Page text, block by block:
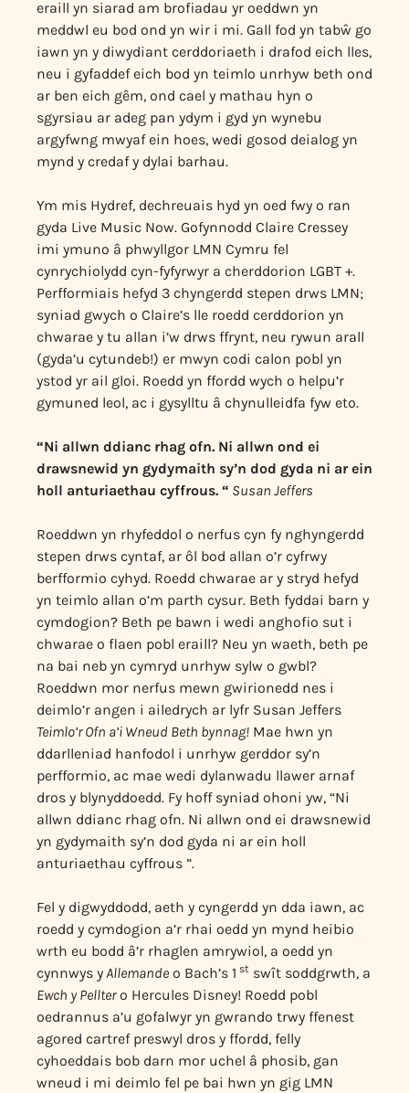
eraill yn siarad am brofiadau yr oeddwn yn
meddwl eu bod ond yn wir i mi. Gall fod yn tabŵ go
iawn yn y diwydiant cerddoriaeth i drafod eich lles,
neu i gyfaddef eich bod yn teimlo unrhyw beth ond
ar ben eich gêm, ond cael y mathau hyn o
sgyrsiau ar adeg pan ydym i gyd yn wynebu
argyfwng mwyaf ein hoes, wedi gosod deialog yn
mynd y credaf y dylai barhau.
Ym mis Hydref, dechreuais hyd yn oed fwy o ran
gyda Live Music Now. Gofynnodd Claire Cressey
imi ymuno â phwyllgor LMN Cymru fel
cynrychiolydd cyn-fyfyrwyr a cherddorion LGBT +.
Perfformiais hefyd 3 chyngerdd stepen drws LMN;
syniad gwych o Claire’s lle roedd cerddorion yn
chwarae y tu allan i’w drws ffrynt, neu rywun arall
(gyda’u cytundeb!) er mwyn codi calon pobl yn
ystod yr ail gloi. Roedd yn ffordd wych o helpu’r
gymuned leol, ac i gysylltu â chynulleidfa fyw eto.
“Ni allwn ddianc rhag ofn. Ni allwn ond ei
drawsnewid yn gydymaith sy’n dod gyda ni ar ein
holl anturiaethau cyffrous. “ Susan Jeffers
Roeddwn yn rhyfeddol o nerfus cyn fy nghyngerdd
stepen drws cyntaf, ar ôl bod allan o’r cyfrwy
berfformio cyhyd. Roedd chwarae ar y stryd hefyd
yn teimlo allan o’m parth cysur. Beth fyddai barn y
cymdogion? Beth pe bawn i wedi anghofio sut i
chwarae o flaen pobl eraill? Neu yn waeth, beth pe
na bai neb yn cymryd unrhyw sylw o gwbl?
Roeddwn mor nerfus mewn gwirionedd nes i
deimlo’r angen i ailedrych ar lyfr Susan Jeffers
Teimlo’r Ofn a’i Wneud Beth bynnag! Mae hwn yn
ddarlleniad hanfodol i unrhyw gerddor sy’n
perfformio, ac mae wedi dylanwadu llawer arnaf
dros y blynyddoedd. Fy hoff syniad ohoni yw, “Ni
allwn ddianc rhag ofn. Ni allwn ond ei drawsnewid
yn gydymaith sy’n dod gyda ni ar ein holl
anturiaethau cyffrous ”.
Fel y digwyddodd, aeth y cyngerdd yn dda iawn, ac
roedd y cymdogion a’r rhai oedd yn mynd heibio
wrth eu bodd â’r rhaglen amrywiol, a oedd yn
cynnwys y Allemande o Bach’s 1 st swît soddgrwth, a
Ewch y Pelltero Hercules Disney! Roedd pobl
oedrannus a’u gofalwyr yn gwrando trwy ffenest
agored cartref preswyl dros y ffordd, felly
cyhoeddais bob darn mor uchel â phosib, gan
wneud i mi deimlo fel pe bai hwn yn gig LMN